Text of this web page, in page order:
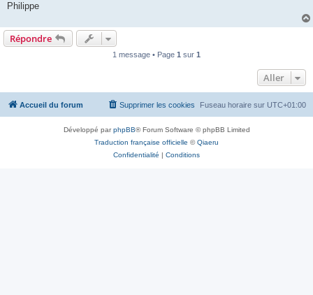
Philippe
Répondre
1 message • Page 1 sur 1
Aller
Accueil du forum Fuseau horaire sur UTC+01:00
Supprimer les cookies
Développé parphpBB® Forum Software © phpBB Limited
Traduction française officielle ©Qiaeru
Confidentialité | Conditions